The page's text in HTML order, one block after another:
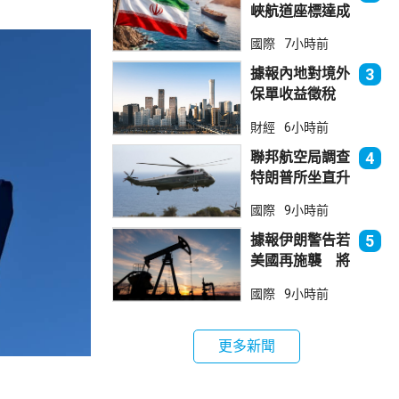
峽航道座標達成
部分途經伊朗領
海
國際 7小時前
據報內地對境外
保單收益徵稅
倫敦股價急跌
3
財經 6小時前
聯邦航空局調查
特朗普所坐直升
全事件
4
國際 9小時前
據報伊朗警告若
美國再施襲 將
能源設施
5
國際 9小時前
更多新聞